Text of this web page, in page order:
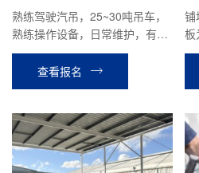
熟练驾驶汽吊，25~30吨吊车，
熟练操作设备，日常维护，有驾
照
查看报名
铺
板